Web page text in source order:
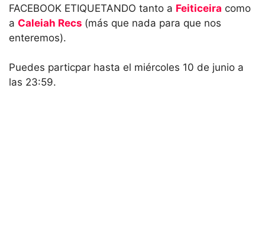
FACEBOOK ETIQUETANDO tanto a Feiticeira como
a Caleiah Recs (más que nada para que nos
enteremos).
Puedes particpar hasta el miércoles 10 de junio a
las 23:59.